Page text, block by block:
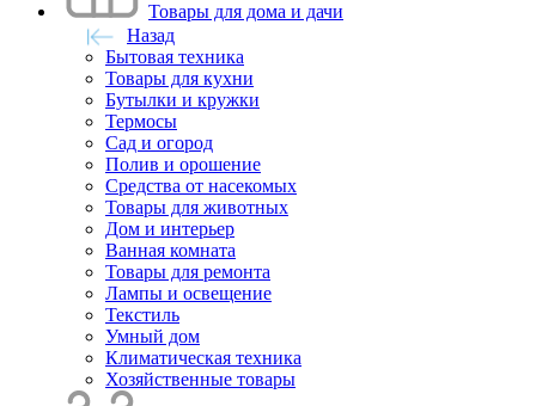
Товары для дома и дачи
Назад
Бытовая техника
Товары для кухни
Бутылки и кружки
Термосы
Сад и огород
Полив и орошение
Средства от насекомых
Товары для животных
Дом и интерьер
Ванная комната
Товары для ремонта
Лампы и освещение
Текстиль
Умный дом
Климатическая техника
Хозяйственные товары